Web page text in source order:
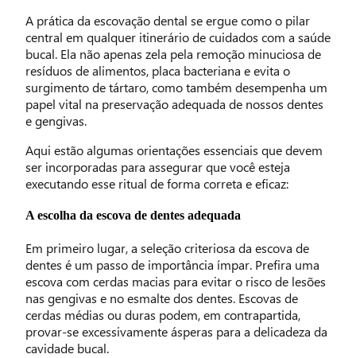
A prática da escovação dental se ergue como o pilar
central em qualquer itinerário de cuidados com a saúde
bucal. Ela não apenas zela pela remoção minuciosa de
resíduos de alimentos, placa bacteriana e evita o
surgimento de tártaro, como também desempenha um
papel vital na preservação adequada de nossos dentes
e gengivas.
Aqui estão algumas orientações essenciais que devem
ser incorporadas para assegurar que você esteja
executando esse ritual de forma correta e eficaz:
A escolha da escova de dentes adequada
Em primeiro lugar, a seleção criteriosa da escova de
dentes é um passo de importância ímpar. Prefira uma
escova com cerdas macias para evitar o risco de lesões
nas gengivas e no esmalte dos dentes. Escovas de
cerdas médias ou duras podem, em contrapartida,
provar-se excessivamente ásperas para a delicadeza da
cavidade bucal.